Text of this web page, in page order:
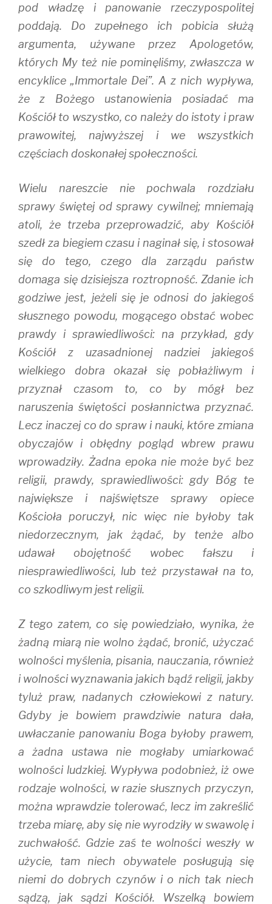
pod władzę i panowanie rzeczypospolitej
poddają. Do zupełnego ich pobicia służą
argumenta, używane przez Apologetów,
których My też nie pominęliśmy, zwłaszcza w
encyklice „Immortale Dei”. A z nich wypływa,
że z Bożego ustanowienia posiadać ma
Kościół to wszystko, co należy do istoty i praw
prawowitej, najwyższej i we wszystkich
częściach doskonałej społeczności.
Wielu nareszcie nie pochwala rozdziału
sprawy świętej od sprawy cywilnej; mniemają
atoli, że trzeba przeprowadzić, aby Kościół
szedł za biegiem czasu i naginał się, i stosował
się do tego, czego dla zarządu państw
domaga się dzisiejsza roztropność. Zdanie ich
godziwe jest, jeżeli się je odnosi do jakiegoś
słusznego powodu, mogącego obstać wobec
prawdy i sprawiedliwości: na przykład, gdy
Kościół z uzasadnionej nadziei jakiegoś
wielkiego dobra okazał się pobłażliwym i
przyznał czasom to, co by mógł bez
naruszenia świętości posłannictwa przyznać.
Lecz inaczej co do spraw i nauki, które zmiana
obyczajów i obłędny pogląd wbrew prawu
wprowadziły. Żadna epoka nie może być bez
religii, prawdy, sprawiedliwości: gdy Bóg te
największe i najświętsze sprawy opiece
Kościoła poruczył, nic więc nie byłoby tak
niedorzecznym, jak żądać, by tenże albo
udawał obojętność wobec fałszu i
niesprawiedliwości, lub też przystawał na to,
co szkodliwym jest religii.
Z tego zatem, co się powiedziało, wynika, że
żadną miarą nie wolno żądać, bronić, użyczać
wolności myślenia, pisania, nauczania, również
i wolności wyznawania jakich bądź religii, jakby
tyluż praw, nadanych człowiekowi z natury.
Gdyby je bowiem prawdziwie natura dała,
uwłaczanie panowaniu Boga byłoby prawem,
a żadna ustawa nie mogłaby umiarkować
wolności ludzkiej. Wypływa podobnież, iż owe
rodzaje wolności, w razie słusznych przyczyn,
można wprawdzie tolerować, lecz im zakreślić
trzeba miarę, aby się nie wyrodziły w swawolę i
zuchwałość. Gdzie zaś te wolności weszły w
użycie, tam niech obywatele posługują się
niemi do dobrych czynów i o nich tak niech
sądzą, jak sądzi Kościół. Wszelką bowiem